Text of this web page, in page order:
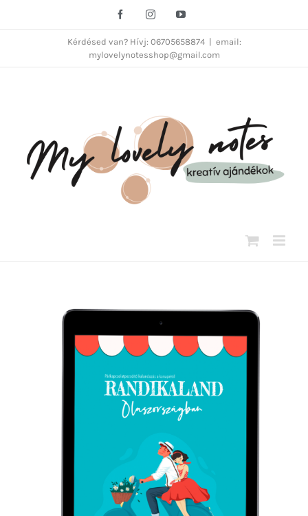
FacebookInstagramYouTube
Kérdésed van? Hívj: 06705658874
email:
mylovelynotesshop@gmail.com